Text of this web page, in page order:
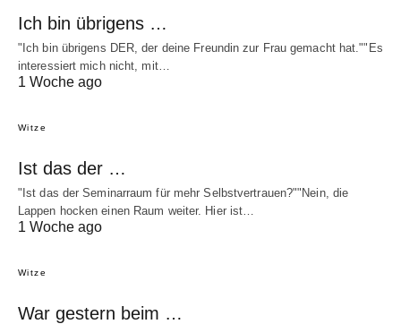
Ich bin übrigens …
"Ich bin übrigens DER, der deine Freundin zur Frau gemacht hat.""Es
interessiert mich nicht, mit…
1 Woche ago
Witze
Ist das der …
"Ist das der Seminarraum für mehr Selbstvertrauen?""Nein, die
Lappen hocken einen Raum weiter. Hier ist…
1 Woche ago
Witze
War gestern beim …